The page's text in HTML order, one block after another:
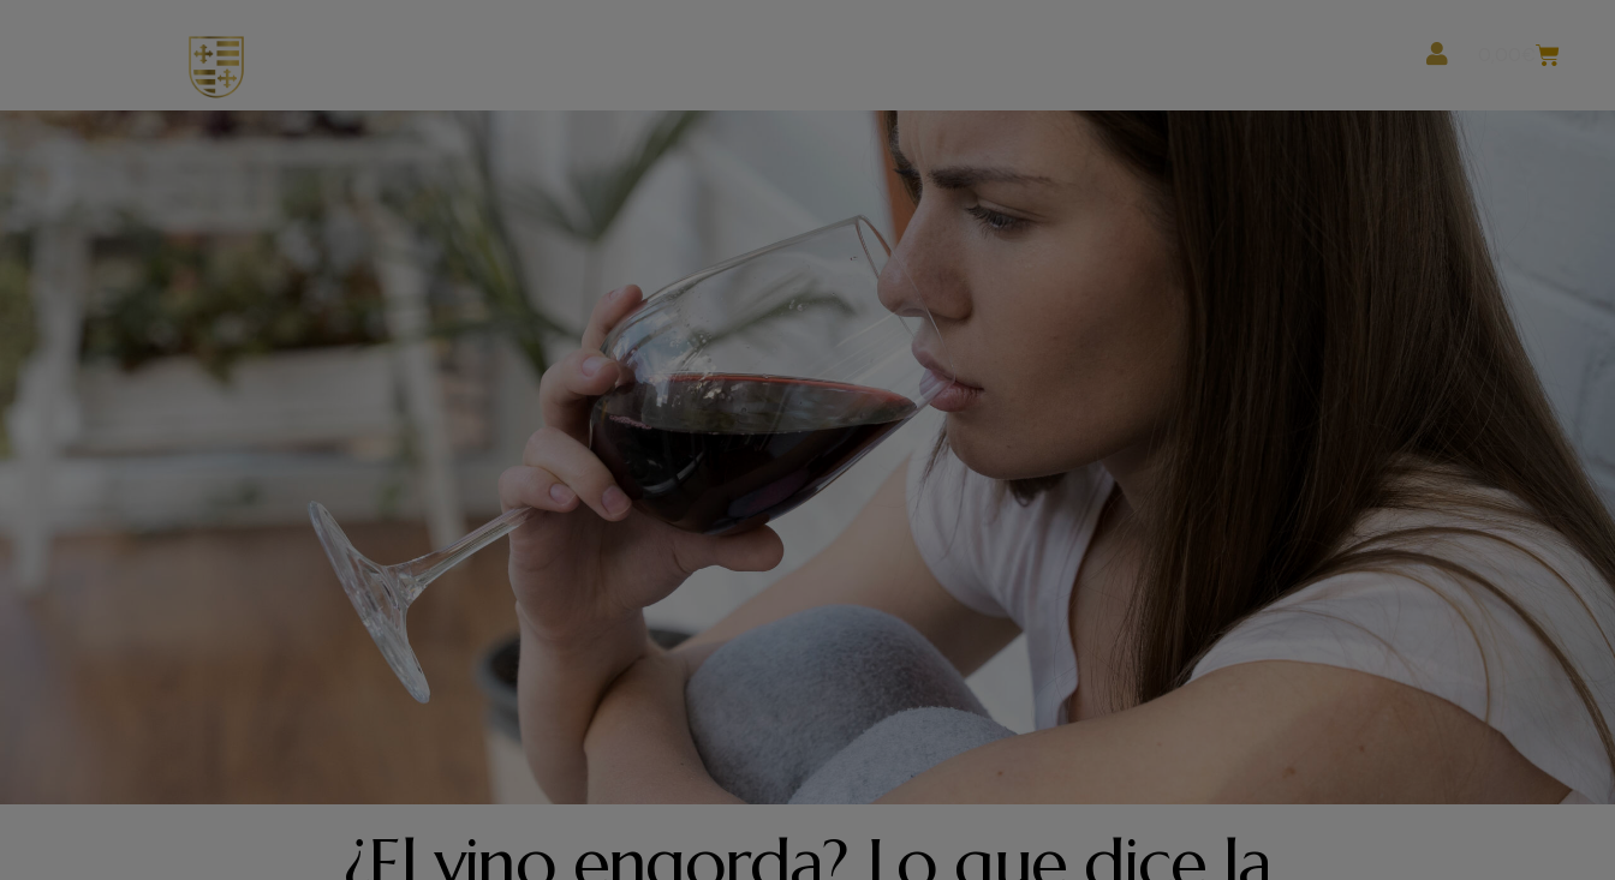
CONSEJOS PARA AFICIONADOS AL VINO CULTURA Y TRADICIONES DEL VINO
NOTICIAS DEL VINO
SALUD